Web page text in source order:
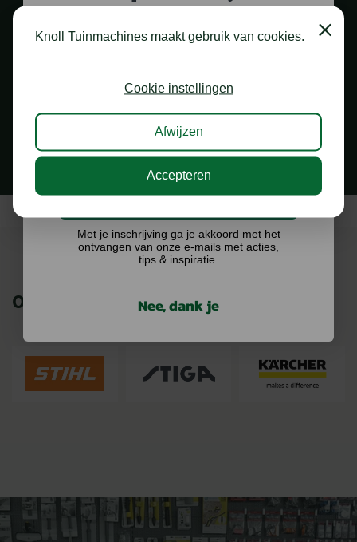
1.000 M2 SHOWROOM
in Staphorst
ONZE MERKEN
Knoll Tuinmachines maakt gebruik van cookies. Close
Cookie instellingen
Afwijzen
Accepteren
shoptegoed!
kans op €75,- te besteden op onze webshop.
Ik doe graag mee!
Met je inschrijving ga je akkoord met het
ontvangen van onze e-mails met acties,
tips & inspiratie.
Nee, dank je